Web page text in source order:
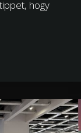
hogy